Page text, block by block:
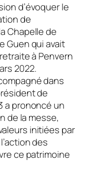
d’évoquer le
de
Chapelle de
Guen qui avait
à Penvern
2022.
dans
de
a prononcé un
de la messe,
initiées par
des
ce patrimoine